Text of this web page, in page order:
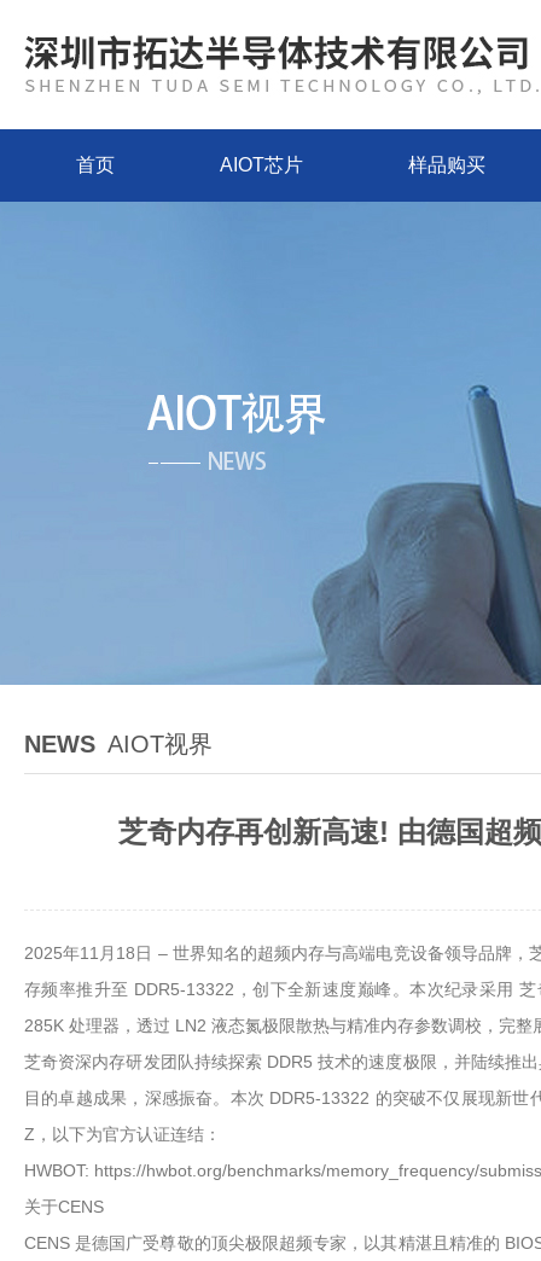
首页 AIOT芯片 样品购买
NEWS AIOT视界
芝奇内存再创新高速! 由德国超
2025年11月18日 – 世界知名的超频内存与高端电竞设备领导品牌
存频率推升至 DDR5-13322，创下全新速度巅峰。本次纪录采用
285K 处理器，透过 LN2 液态氮极限散热与精准内存参数调校，完
芝奇资深内存研发团队持续探索 DDR5 技术的速度极限，并陆续推
目的卓越成果，深感振奋。本次 DDR5-13322 的突破不仅展现新
Z，以下为官方认证连结：
HWBOT: https://hwbot.org/benchmarks/memory_frequency/
关于CENS
CENS 是德国广受尊敬的顶尖极限超频专家，以其精湛且精准的